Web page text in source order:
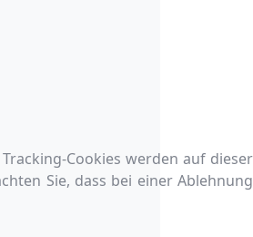
Cookies werden auf dieser
Sie, dass bei einer Ablehnung